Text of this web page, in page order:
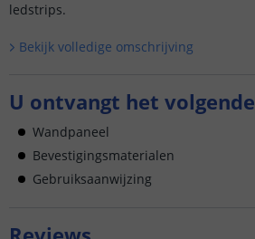
ledstrips.
Bekijk volledige omschrijving
U ontvangt het volgende
Wandpaneel
Bevestigingsmaterialen
Gebruiksaanwijzing